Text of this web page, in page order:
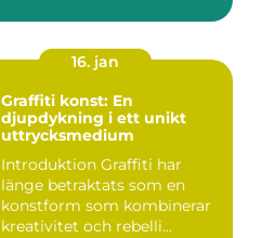
16. jan
Graffiti konst: En
djupdykning i ett unikt
uttrycksmedium
Introduktion Graffiti har
länge betraktats som en
konstform som kombinerar
kreativitet och rebelli...